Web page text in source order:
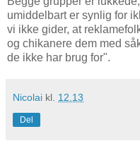
umiddelbart er synlig for
vi ikke gider, at
og chikanere dem med
de ikke har brug for".
Nicolai kl. 12.13
Del